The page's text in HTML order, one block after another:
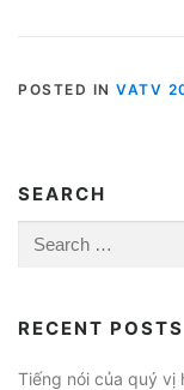
POSTED IN VATV
SEARCH
for:
RECENT POSTS
Tiếng nói của quý vị